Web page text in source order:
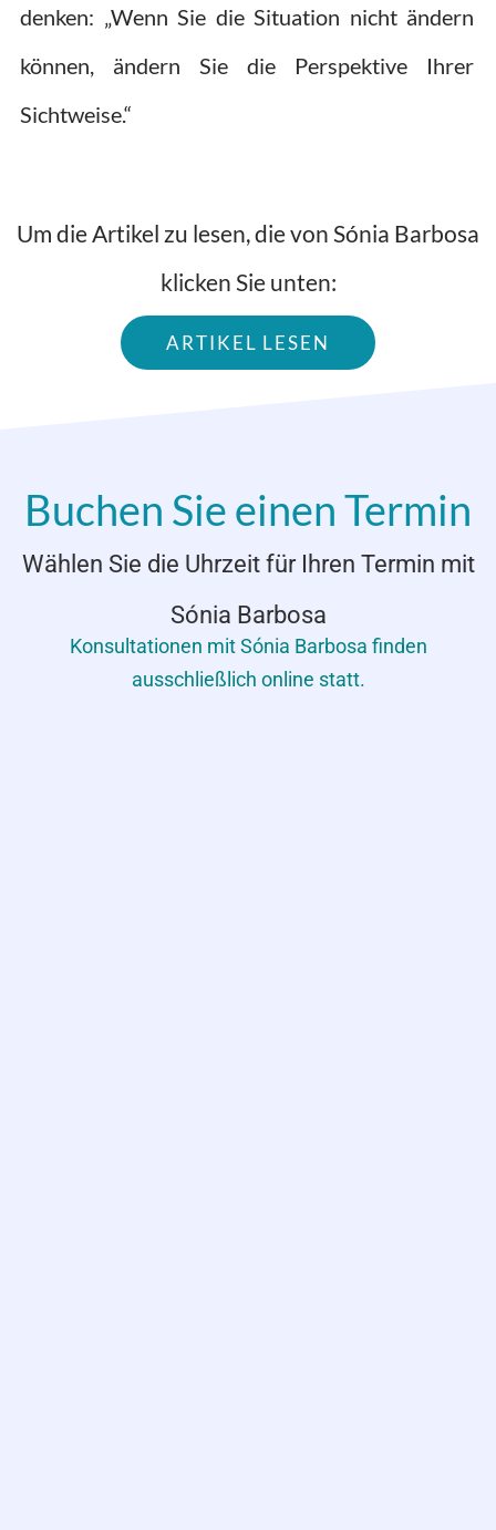
denken: „Wenn Sie die Situation nicht ändern
können, ändern Sie die Perspektive Ihrer
Sichtweise.“
Um die Artikel zu lesen, die von Sónia Barbosa
klicken Sie unten:
ARTIKEL LESEN
Buchen Sie einen Termin
Wählen Sie die Uhrzeit für Ihren Termin mit
Sónia Barbosa
Konsultationen mit Sónia Barbosa finden
ausschließlich online statt.